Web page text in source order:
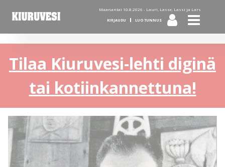
Maanantai 10.8.2026 - Lauri, Lasse, Lassi ja Lars
KIRJAUDU LUO TUNNUS
Tilaa Kiuruvesi-lehti diginä
tai kotiinkannettuna!